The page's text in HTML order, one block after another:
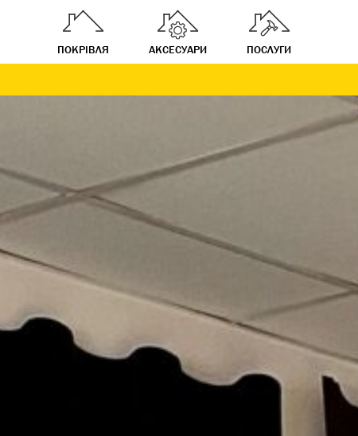
ПОКРІВЛЯ АКСЕСУАРИ ПОСЛУГИ